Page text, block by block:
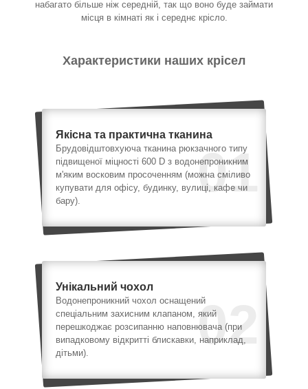
набагато більше ніж середній, так що воно буде займати
місця в кімнаті як і середнє крісло.
Характеристики наших крісел
01
Якісна та практична тканина
Брудовідштовхуюча тканина рюкзачного типу
підвищеної міцності 600 D з водонепроникним
м'яким восковим просоченням (можна сміливо
купувати для офісу, будинку, вулиці, кафе чи
бару).
02
Унікальний чохол
Водонепроникний чохол оснащений
спеціальним захисним клапаном, який
перешкоджає розсипанню наповнювача (при
випадковому відкритті блискавки, наприклад,
дітьми).